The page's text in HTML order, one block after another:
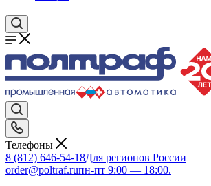
Телефоны
8 (812) 646-54-18Для регионов России
order@poltraf.ruпн-пт 9:00 — 18:00.